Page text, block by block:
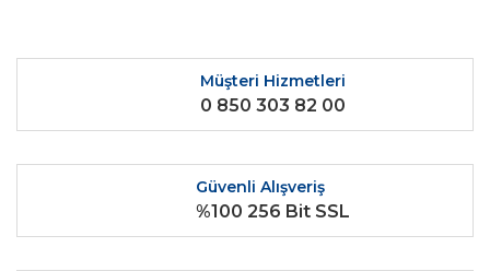
Bu ürüne benzer farklı alternatifler olmalı.
Gönder
Müşteri Hizmetleri
0 850 303 82 00
Güvenli Alışveriş
%100 256 Bit SSL